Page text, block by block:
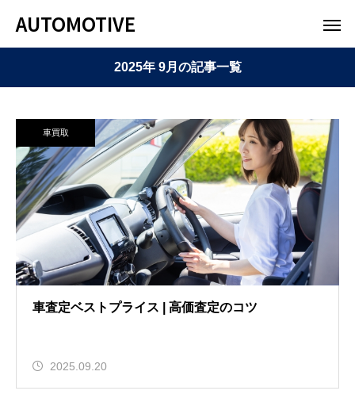
AUTOMOTIVE
2025年 9月の記事一覧
車買取
車査定ベストプライス | 高価査定のコツ
2025.09.20